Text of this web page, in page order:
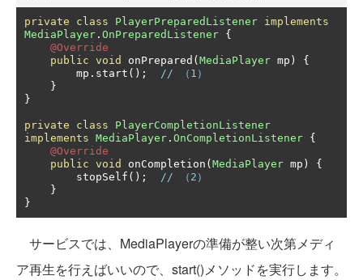
private class PlayerPreparedListener implements
MediaPlayer . OnPreparedListener {
@Override
public void onPrepared ( MediaPlayer mp )
{
        mp
. start ();
// （1）
}
}
private class
PlayerCompletionListener
implements MediaPlayer . OnCompletionListener {
@Override
public void onCompletion ( MediaPlayer mp )
{
        stopSelf
();
// （2）
}
}
サービスでは、MediaPlayerの準備が整い次第メディ
ア再生を行えばいいので、start()メソッドを実行します。